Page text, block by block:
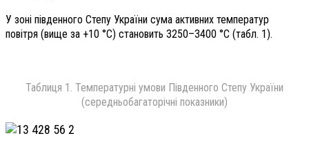
У зоні південного Степу України сума активних температур
повітря (вище за +10 °С) становить 3250–3400 °С (табл. 1).
Таблиця 1. Температурні умови Південного Степу України
(середньобагаторічні показники)